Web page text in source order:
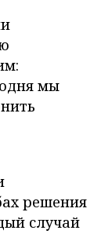
мы
решения
случай